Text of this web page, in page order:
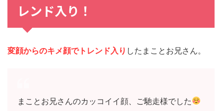
レンド入り！
変顔からのキメ顔でトレンド入り したまことお兄さん。
まことお兄さんのカッコイイ顔、ご馳走様でした